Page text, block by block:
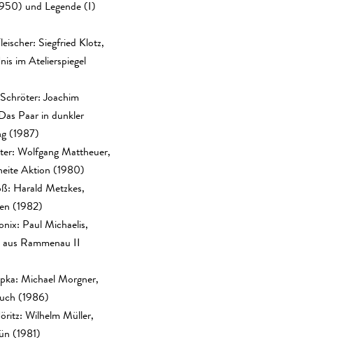
und Legende (I)
Siegfried Klotz,
im Atelierspiegel
Joachim
Paar in dunkler
(1987)
Wolfgang Mattheuer,
Aktion (1980)
Harald Metzkes,
(1982)
Paul Michaelis,
Rammenau II
Michael Morgner,
(1986)
Wilhelm Müller,
(1981)